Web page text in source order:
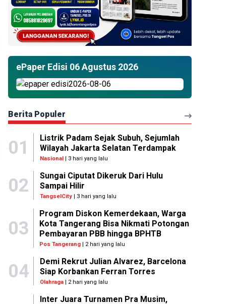
ePaper Edisi 06 Agustus 2026
Berita Populer
01
Listrik Padam Sejak Subuh, Sejumlah
Wilayah Jakarta Selatan Terdampak
Nasional | 3 hari yang lalu
02
Sungai Ciputat Dikeruk Dari Hulu
Sampai Hilir
TangselCity| 3 hari yang lalu
03
Program Diskon Kemerdekaan, Warga
Kota Tangerang Bisa Nikmati Potongan
Pembayaran PBB hingga BPHTB
Pos Tangerang | 2 hari yang lalu
04
Demi Rekrut Julian Alvarez, Barcelona
Siap Korbankan Ferran Torres
Olahraga| 2 hari yang lalu
Inter Juara Turnamen Pra Musim,